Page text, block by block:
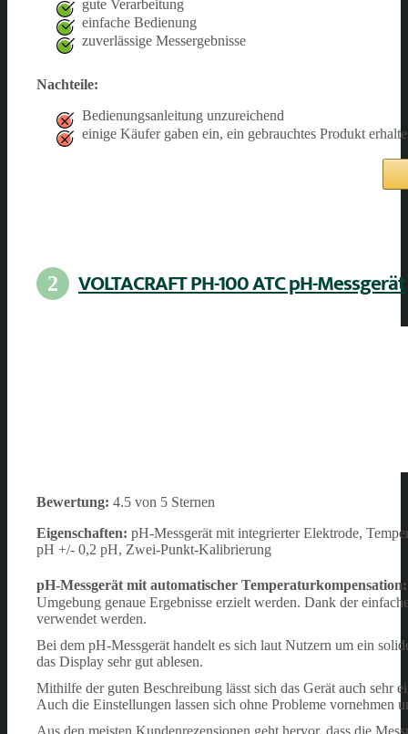
gute Verarbeitung
einfache Bedienung
zuverlässige Messergebnisse
Nachteile:
Bedienungsanleitung unzureichend
einige Käufer gaben ein, ein gebrauchtes Produkt
2 VOLTACRAFT PH-100 ATC pH-Messgerät
Bewertung: 4.5 von 5 Sternen
Eigenschaften: pH-Messgerät mit integrierter Elektrode,
pH +/- 0,2 pH, Zwei-Punkt-Kalibrierung
pH-Messgerät mit automatischer
Umgebung genaue Ergebnisse erzielt werden. Dank der
verwendet werden.
Bei dem pH-Messgerät handelt es sich laut Nutzern um ein
das Display sehr gut ablesen.
Mithilfe der guten Beschreibung lässt sich das Gerät auch sehr
Auch die Einstellungen lassen sich ohne Probleme vornehmen
Aus den meisten Kundenrezensionen geht hervor, dass die